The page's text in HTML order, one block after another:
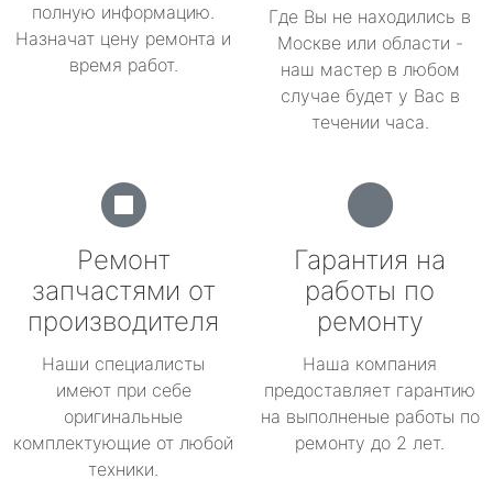
полную информацию.
Назначат цену ремонта и
время работ.
Где Вы не находились в
Москве или области -
наш мастер в любом
случае будет у Вас в
течении часа.
Ремонт
запчастями от
производителя
Наши специалисты
имеют при себе
оригинальные
комплектующие от любой
техники.
Гарантия на
работы по
ремонту
Наша компания
предоставляет гарантию
на выполненые работы по
ремонту до 2 лет.